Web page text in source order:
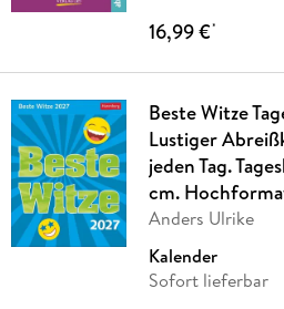
16,99 €*
Beste Witze
Lustiger
jeden Tag.
cm.
Anders Ulrike
Kalender
Sofort lieferbar